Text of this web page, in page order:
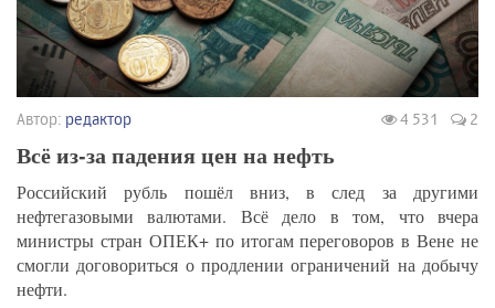
Автор: редактор 4 531 2
Всё из-за падения цен на нефть
Российский рубль пошёл вниз, в след за другими
нефтегазовыми валютами. Всё дело в том, что вчера
министры стран ОПЕК+ по итогам переговоров в Вене не
смогли договориться о продлении ограничений на добычу
нефти.